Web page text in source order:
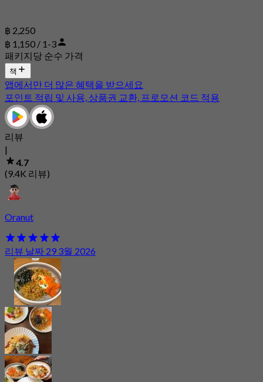
฿ 2,250
฿ 1,150 / 1-3
패키지당 순수 가격
책
앱에서만 더 많은 혜택을 받으세요
포인트 적립 및 사용, 상품권 교환, 프로모션 코드 적용
리뷰
|
4.7
(9.4K 리뷰)
Oranut
리뷰 날짜 29 3월 2026